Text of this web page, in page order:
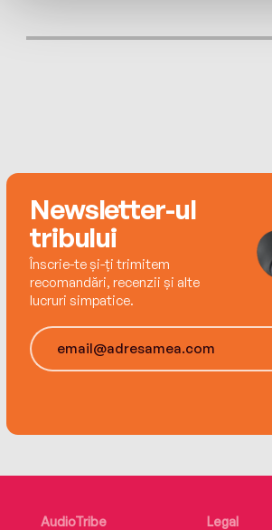
Newsletter-ul
tribului
Înscrie-te și-ți trimitem
recomandări, recenzii și alte
lucruri simpatice.
AudioTribe
Legal